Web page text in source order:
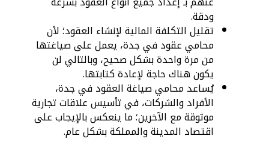
ودقة.
تقليل التكلفة المالية لإنشاء العقود؛ لأن
محامي عقود في جدة، يعمل على صياغتها
من مرة واحدة بشكل صحيح، وبالتالي لن
يكون هناك حاجة لإعادة كتابتها.
يُساعد محامي صياغة العقود في جدة،
الأفراد والشركات، في تأسيس علاقات تجارية
موثوقة مع الآخرين؛ ما ينعكس بالإيجاب على
اقتصاد المدينة والمملكة بشكل عام.